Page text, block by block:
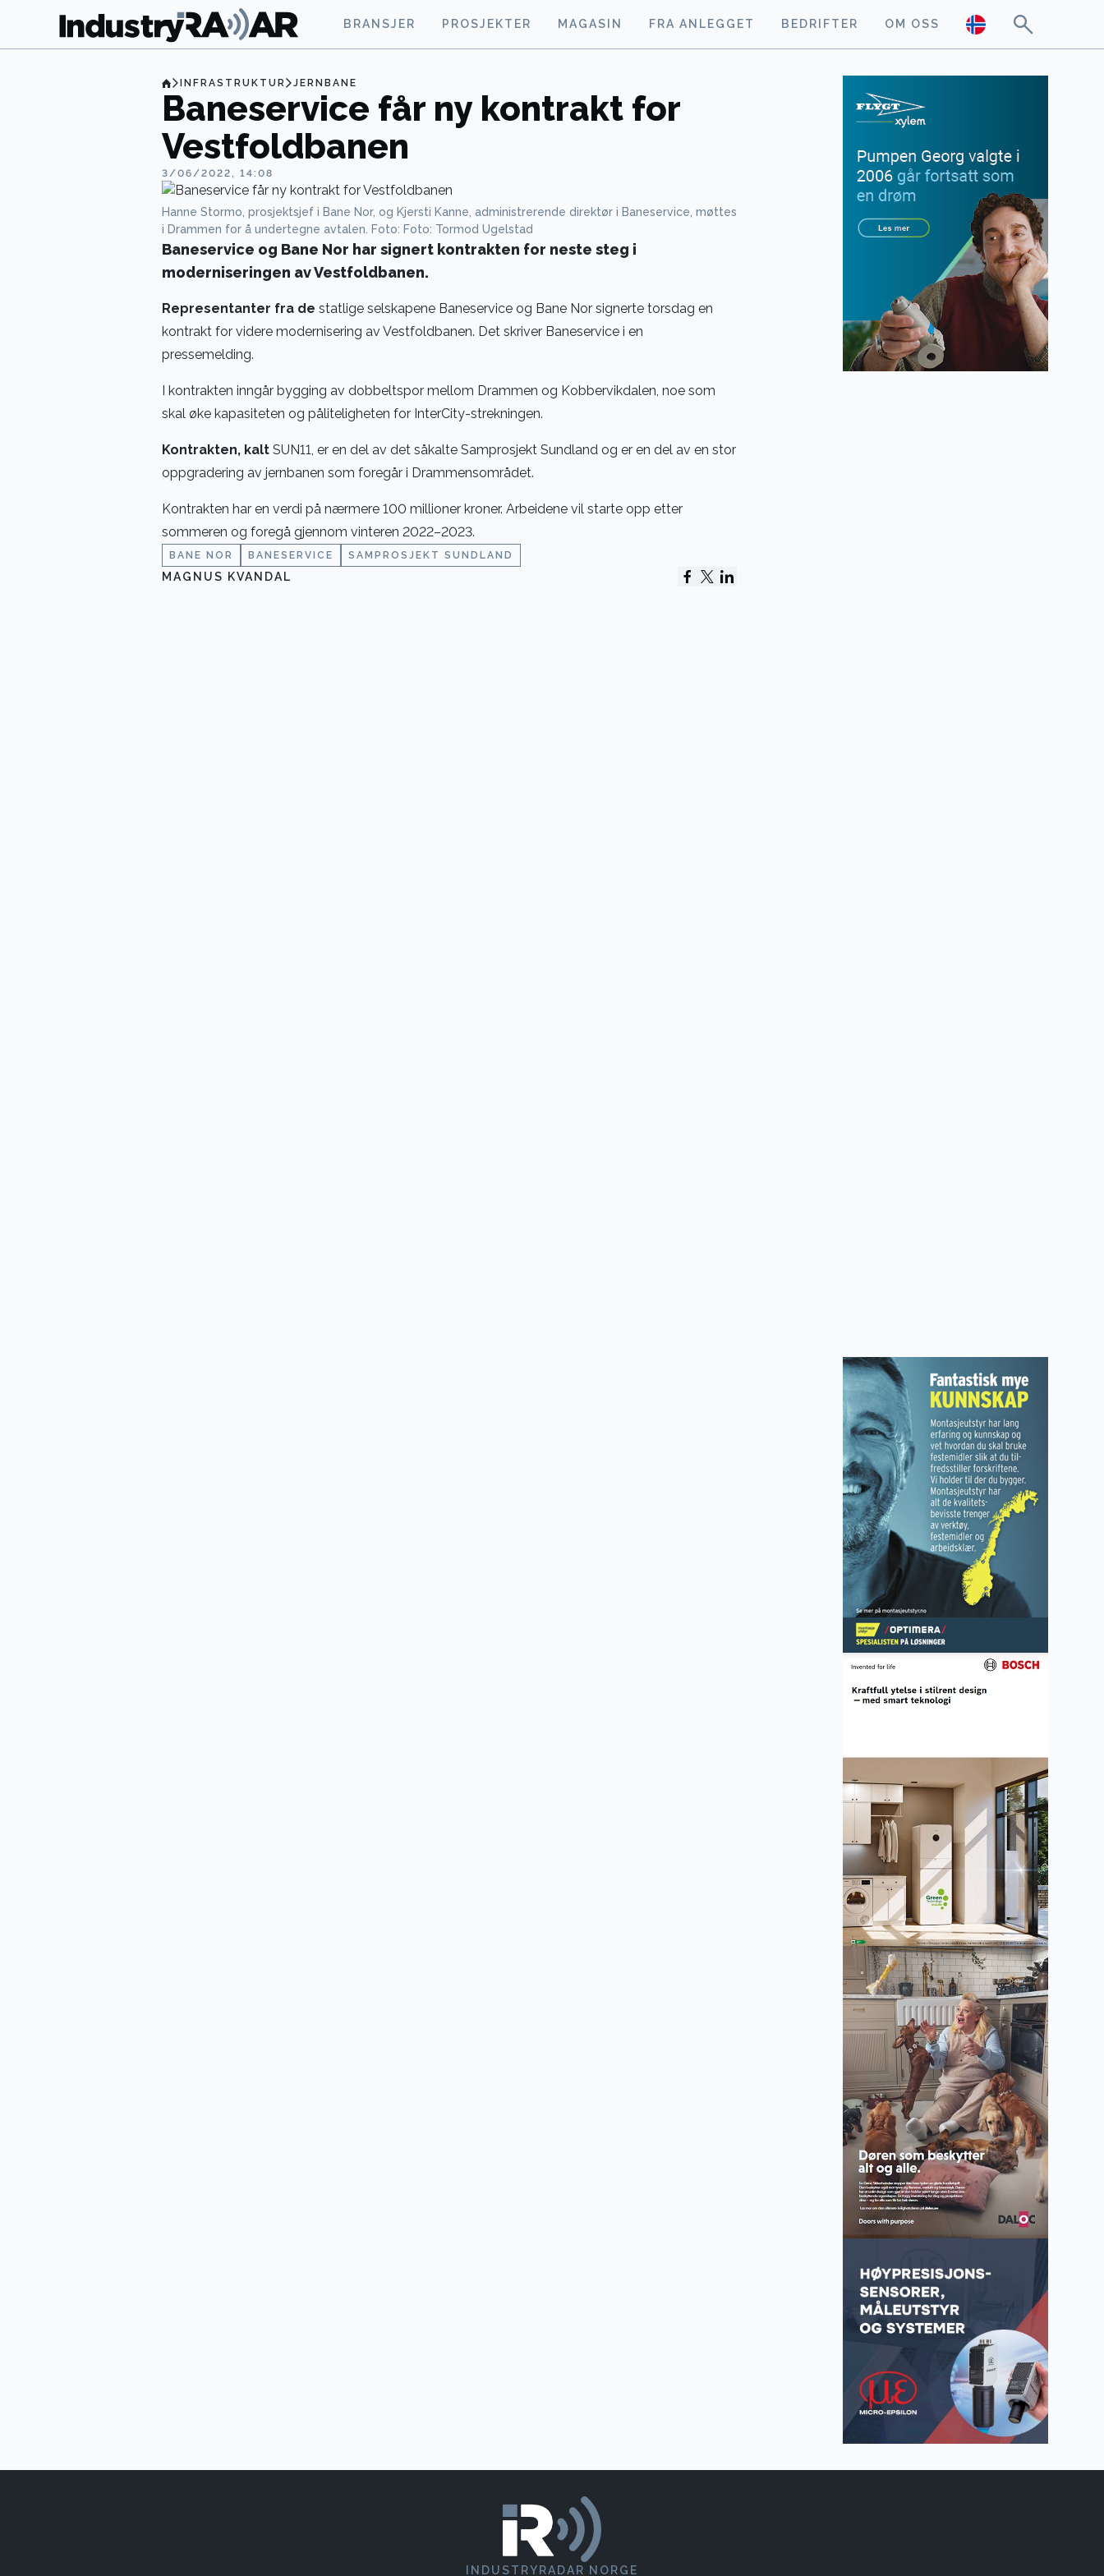
BRANSJER PROSJEKTER MAGASIN FRA ANLEGGET BEDRIFTER OM OSS
INFRASTRUKTUR JERNBANE
Baneservice får ny kontrakt for
Vestfoldbanen
3/06/2022, 14:08
Hanne Stormo, prosjektsjef i Bane Nor, og Kjersti Kanne, administrerende direktør i Baneservice, møttes
i Drammen for å undertegne avtalen. Foto: Foto: Tormod Ugelstad
Baneservice og Bane Nor har signert kontrakten for neste steg i
moderniseringen av Vestfoldbanen.
Representanter fra de statlige selskapene Baneservice og Bane Nor signerte torsdag en
kontrakt for videre modernisering av Vestfoldbanen. Det skriver Baneservice i en
pressemelding.
I kontrakten inngår bygging av dobbeltspor mellom Drammen og Kobbervikdalen, noe som
skal øke kapasiteten og påliteligheten for InterCity-strekningen.
Kontrakten, kalt SUN11, er en del av det såkalte Samprosjekt Sundland og er en del av en stor
oppgradering av jernbanen som foregår i Drammensområdet.
Kontrakten har en verdi på nærmere 100 millioner kroner. Arbeidene vil starte opp etter
sommeren og foregå gjennom vinteren 2022–2023.
BANE NOR BANESERVICE SAMPROSJEKT SUNDLAND
MAGNUS KVANDAL
INDUSTRYRADAR NORGE